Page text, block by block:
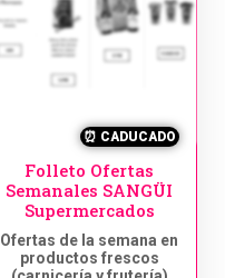
⏰ CADUCADO
Folleto Ofertas
Semanales SANGÜI
Supermercados
Ofertas de la semana en
productos frescos